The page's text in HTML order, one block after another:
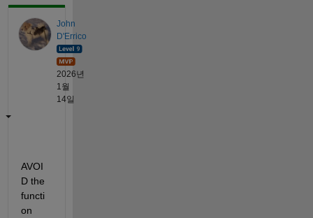
John
D'Errico
2026년
1월
14일
AVOI
D the
functi
on